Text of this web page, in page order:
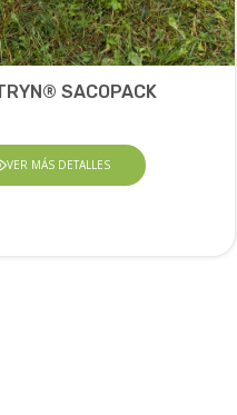
SACOPACK
VER MÁS DETALLES